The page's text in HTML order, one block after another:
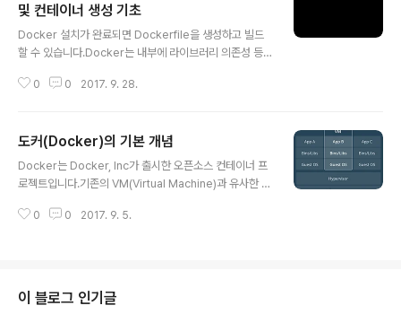
에러가 표시됩니다.CentOS에서도 동일한 에러가 표시되
는 것을 확인할 수 있습니다.Docker daemon은 항상 ro
ot 권한으로 동작하도록 되어 있습니다.다음 명령어로 do
cker 그룹을 생성하고 현재 사용자($USER)를 그룹에 추
가합니다. sudo groupadd docker sud..
및 컨테이너 생성 기초
Docker 설치가 완료되면 Dockerfile을 생성하고 빌드
할 수 있습니다.Docker는 내부에 라이브러리 의존성 등
분투 및 CentOS에서 Docker를 설치하는 방법은 아래
7/09/17 - [System/Docker] - 도커 CE(Docker CE)
CentOS에 설치2017/09/18 - [System/Docker] -
리눅스 환경에서 도커 CE(Docker CE) 설치 이후 설정먼
필요합니다.이미지는 컨테이너를 실행하기 위한 파일 정보
0 0 2017. 9. 28.
도커(Docker)의 기본 개념
Docker는 Docker, Inc가 출시한 오픈소스 컨테이너 프
로젝트입니다.기존의 VM(Virtual Machine)과 유사한 형
서 제공하는 VM과의 차이점에 대한 이해를 돕는 이미지입
상당히 무겁습니다.성능은 물론이고 OS가 완전히 설치되
기 때문에 각각의 OS 용량까지 포함합니다.반면에 Dock
0 0 2017. 9. 5.
이 블로그 인기글